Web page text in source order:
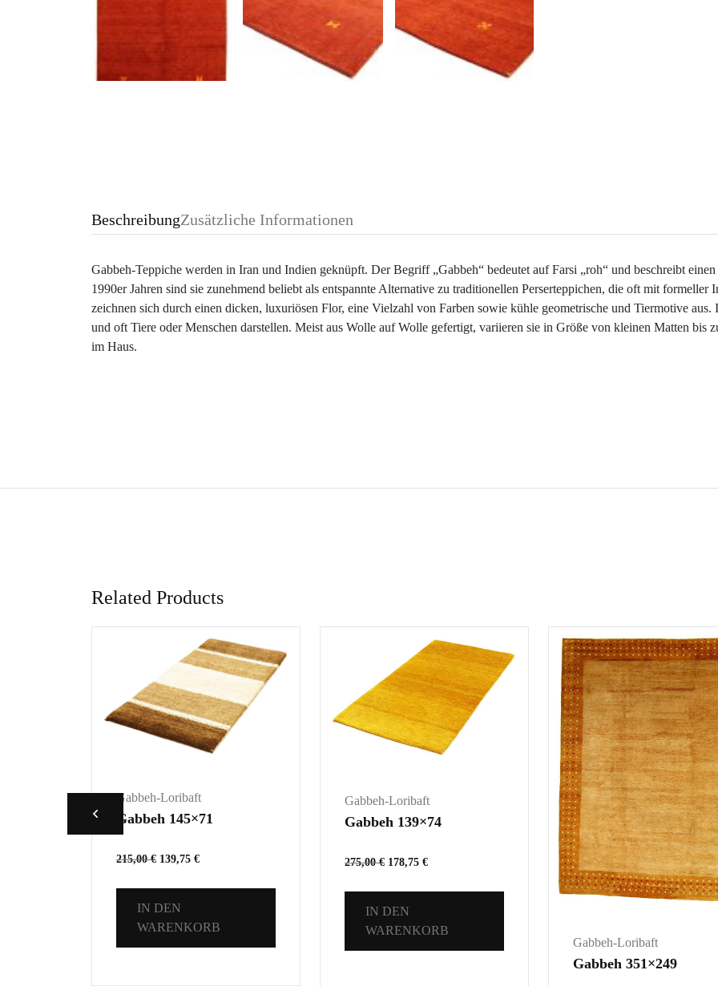
BeschreibungZusätzliche Informationen
Gabbeh-Teppiche werden in Iran und Indien geknüpft. Der Begriff „Gabbeh“ bedeutet auf Farsi „roh“ und beschreibt
1990er Jahren sind sie zunehmend beliebt als entspannte Alternative zu traditionellen Perserteppichen, die oft mit formeller
zeichnen sich durch einen dicken, luxuriösen Flor, eine Vielzahl von Farben sowie kühle geometrische und Tiermotive aus.
und oft Tiere oder Menschen darstellen. Meist aus Wolle auf Wolle gefertigt, variieren sie in Größe von kleinen Matten bis
im Haus.
Related Products
Gabbeh-Loribaft
Gabbeh 145×71
215,00€ 139,75 €
IN DEN
WARENKORB
Gabbeh-Loribaft
Gabbeh 139×74
275,00€ 178,75 €
IN DEN
WARENKORB
Gabbeh-Loribaft
Gabbeh 351×249